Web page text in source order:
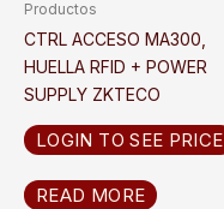
Productos
CTRL ACCESO MA300,
HUELLA RFID + POWER
SUPPLY ZKTECO
LOGIN TO SEE PRICE
READ MORE